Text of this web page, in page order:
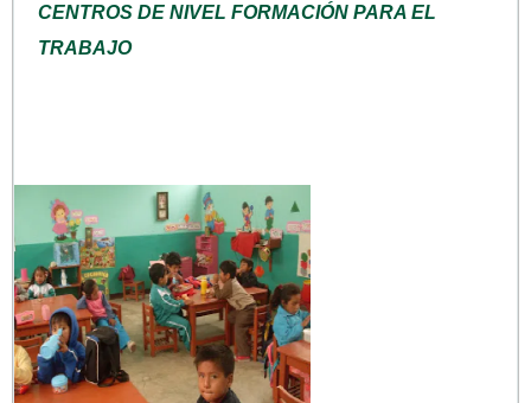
CENTROS DE NIVEL FORMACIÓN PARA EL
TRABAJO